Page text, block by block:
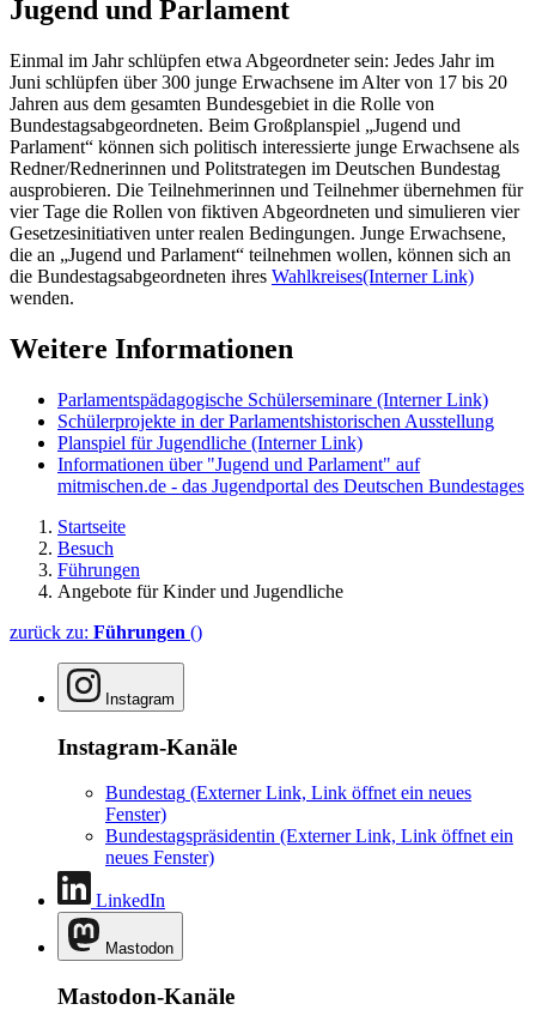
Jugend und Parlament
Einmal im Jahr schlüpfen etwa Abgeordneter sein: Jedes Jahr im
Juni schlüpfen über 300 junge Erwachsene im Alter von 17 bis 20
Jahren aus dem gesamten Bundesgebiet in die Rolle von
Bundestagsabgeordneten. Beim Großplanspiel „Jugend und
Parlament“ können sich politisch interessierte junge Erwachsene als
Redner/Rednerinnen und Politstrategen im Deutschen Bundestag
ausprobieren. Die Teilnehmerinnen und Teilnehmer übernehmen für
vier Tage die Rollen von fiktiven Abgeordneten und simulieren vier
Gesetzesinitiativen unter realen Bedingungen. Junge Erwachsene,
die an „Jugend und Parlament“ teilnehmen wollen, können sich an
die Bundestagsabgeordneten ihres Wahlkreises(Interner Link)
wenden.
Weitere Informationen
Parlamentspädagogische Schülerseminare (Interner Link)
Schülerprojekte in der Parlamentshistorischen Ausstellung
Planspiel für Jugendliche (Interner Link)
Informationen über "Jugend und Parlament" auf
mitmischen.de - das Jugendportal des Deutschen Bundestages
Startseite
Besuch
Führungen
Angebote für Kinder und Jugendliche
zurück zu: Führungen ()
Instagram
Instagram-Kanäle
Bundestag (Externer Link, Link öffnet ein neues
Fenster)
Bundestagspräsidentin (Externer Link, Link öffnet ein
neues Fenster)
LinkedIn
Mastodon
Mastodon-Kanäle